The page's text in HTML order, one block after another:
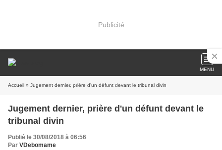
Publicité
MENU
Accueil » Jugement dernier, prière d'un défunt devant le tribunal divin
Jugement dernier, prière d'un défunt devant le
tribunal divin
Publié le 30/08/2018 à 06:56
Par VDebomame